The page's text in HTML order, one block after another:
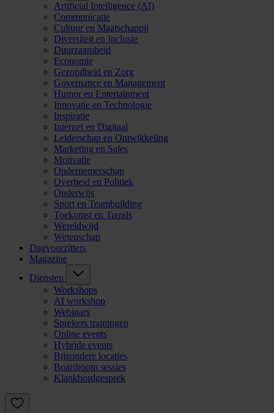
Artificial Intelligence (AI)
Communicatie
Cultuur en Maatschappij
Diversiteit en Inclusie
Duurzaamheid
Economie
Gezondheid en Zorg
Governance en Management
Humor en Entertainment
Innovatie en Technologie
Inspiratie
Internet en Digitaal
Leiderschap en Ontwikkeling
Marketing en Sales
Motivatie
Ondernemerschap
Overheid en Politiek
Onderwijs
Sport en Teambuilding
Toekomst en Trends
Wereldwijd
Wetenschap
Dagvoorzitters
Magazine
Diensten
Workshops
AI workshop
Webinars
Sprekers trainingen
Online events
Hybride events
Bijzondere locaties
Boardroom sessies
Klankbordgesprek